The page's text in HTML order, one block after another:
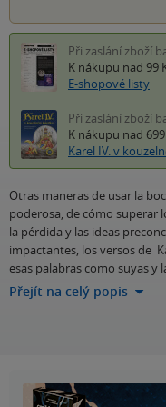
Při zaslání zboží
K nákupu nad 99
E-shopové listy
Při zaslání zboží
K nákupu nad
Karel IV. v
Otras maneras de usar la
poderosa, de cómo superar
la pérdida y las ideas
impactantes, los versos de
esas palabras como suyas y
Přejít na celý popis